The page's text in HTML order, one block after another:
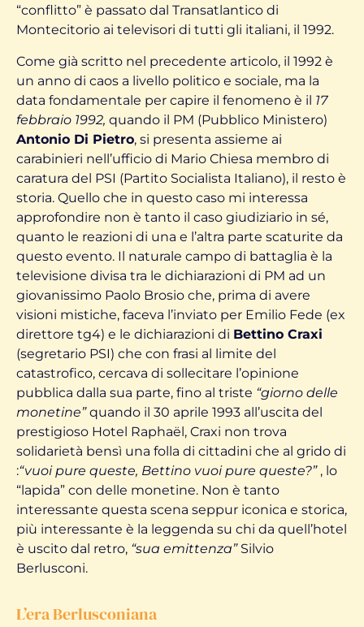
“conflitto” è passato dal Transatlantico di
Montecitorio ai televisori di tutti gli italiani, il 1992.
Come già scritto nel precedente articolo, il 1992 è
un anno di caos a livello politico e sociale, ma la
data fondamentale per capire il fenomeno è il 17
febbraio 1992, quando il PM (Pubblico Ministero)
Antonio Di Pietro, si presenta assieme ai
carabinieri nell’ufficio di Mario Chiesa membro di
caratura del PSI (Partito Socialista Italiano), il resto è
storia. Quello che in questo caso mi interessa
approfondire non è tanto il caso giudiziario in sé,
quanto le reazioni di una e l’altra parte scaturite da
questo evento. Il naturale campo di battaglia è la
televisione divisa tra le dichiarazioni di PM ad un
giovanissimo Paolo Brosio che, prima di avere
visioni mistiche, faceva l’inviato per Emilio Fede (ex
direttore tg4) e le dichiarazioni di Bettino Craxi
(segretario PSI) che con frasi al limite del
catastrofico, cercava di sollecitare l’opinione
pubblica dalla sua parte, fino al triste “giorno delle
monetine”quando il 30 aprile 1993 all’uscita del
prestigioso Hotel Raphaël, Craxi non trova
solidarietà bensì una folla di cittadini che al grido di
:“vuoi pure queste, Bettino vuoi pure queste?”, lo
“lapida” con delle monetine. Non è tanto
interessante questa scena seppur iconica e storica,
più interessante è la leggenda su chi da quell’hotel
è uscito dal retro, “sua emittenza”Silvio
Berlusconi.
L’era Berlusconiana